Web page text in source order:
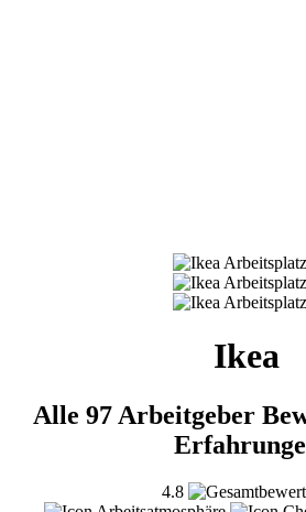
Ikea
Alle 97 Arbeitgeber
4.8